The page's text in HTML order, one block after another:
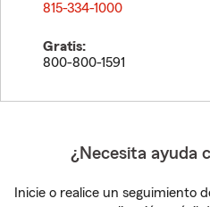
815-334-1000
Gratis:
800-800-1591
¿Necesita ayuda
Inicie o realice un seguimiento